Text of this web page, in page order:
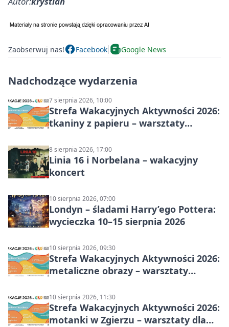
Zaobserwuj nas! Facebook Google News
Nadchodzące wydarzenia
7 sierpnia 2026, 10:00
Strefa Wakacyjnych Aktywności 2026:
tkaniny z papieru – warsztaty
8 sierpnia 2026, 17:00
Linia 16 i Norbelana – wakacyjny
koncert
10 sierpnia 2026, 07:00
Londyn – śladami Harry’ego Pottera:
wycieczka 10–15 sierpnia 2026
10 sierpnia 2026, 09:30
Strefa Wakacyjnych Aktywności 2026:
metaliczne obrazy – warsztaty
10 sierpnia 2026, 11:30
Strefa Wakacyjnych Aktywności 2026:
motanki w Zgierzu – warsztaty dla